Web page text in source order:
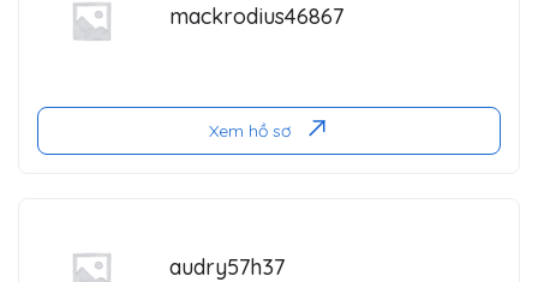
mackrodius46867
Xem hồ sơ
audry57h37